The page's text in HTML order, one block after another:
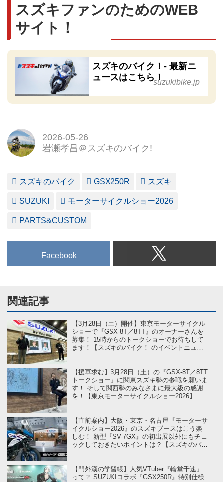
スズキファンのためのWEB
サイト！
スズキのバイク！- 最新ニ
ュースはこちら！suzukibike.jp
2026-05-26
岩瀬孝昌＠スズキのバイク!
スズキのバイク GSX250R スズキ
SUZUKI モーターサイクルショー2026
PARTS&CUSTOM
Facebook
関連記事
【3月28日（土）開催】東京モーターサイクル
ショーで『GSX-8T／8TT』のオーナーさんを
募集！ 15時からのトークショーでお待ちして
ます！【スズキのバイク！ のイベントニュー
【援軍求む】3月28日（土）の『GSX-8T／8TT
トークショー』に関東スズキ勢の参戦を願いま
す！ そして関西勢のみなさまに最大級の感謝
を！【東京モーターサイクルショー2026】
【直前案内】大阪・東京・名古屋『モーターサ
イクルショー2026』のスズキブースはこう楽
しむ！ 新型『SV-7GX』の初出展以外にもチェ
ックしておきたいポイントは？【スズキのバイ
【門外漢の学習帳】人気VTuber『輪堂千速』
って？ SUZUKIコラボ『GSX250R』特別仕様